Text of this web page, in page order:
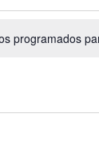
programados